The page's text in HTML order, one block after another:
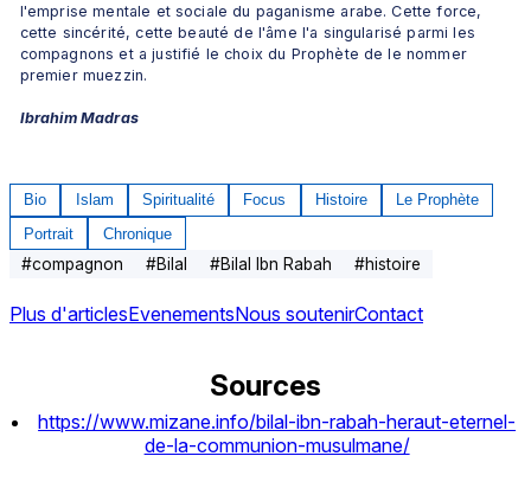
l'emprise mentale et sociale du paganisme arabe. Cette force,
cette sincérité, cette beauté de l'âme l'a singularisé parmi les
compagnons et a justifié le choix du Prophète de le nommer
premier muezzin.
Ibrahim Madras
Bio Islam Spiritualité Focus Histoire
Le Prophète
Portrait
Chronique
#compagnon #Bilal #Bilal Ibn Rabah #histoire
Plus d'articlesEvenementsNous soutenirContact
Sources
https://www.mizane.info/bilal-ibn-rabah-heraut-eternel-
de-la-communion-musulmane/